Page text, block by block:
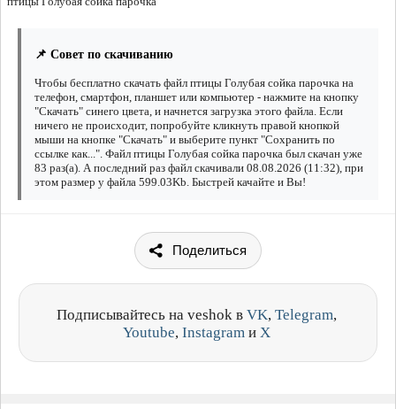
📌 Совет по скачиванию
Чтобы бесплатно скачать файл птицы Голубая сойка парочка на
телефон, смартфон, планшет или компьютер - нажмите на кнопку
"Скачать" синего цвета, и начнется загрузка этого файла. Если
ничего не происходит, попробуйте кликнуть правой кнопкой
мыши на кнопке "Скачать" и выберите пункт "Сохранить по
ссылке как...". Файл птицы Голубая сойка парочка был скачан уже
83 раз(а). А последний раз файл скачивали 08.08.2026 (11:32), при
этом размер у файла 599.03Kb. Быстрей качайте и Вы!
Поделиться
Подписывайтесь на veshok в VK, Telegram,
Youtube, Instagram и X